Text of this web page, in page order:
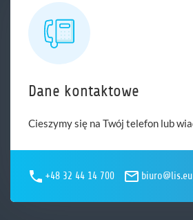
Dane kontaktowe
Cieszymy się na Twój telefon lub
+48 32 44 14 700 biuro@lis.eu